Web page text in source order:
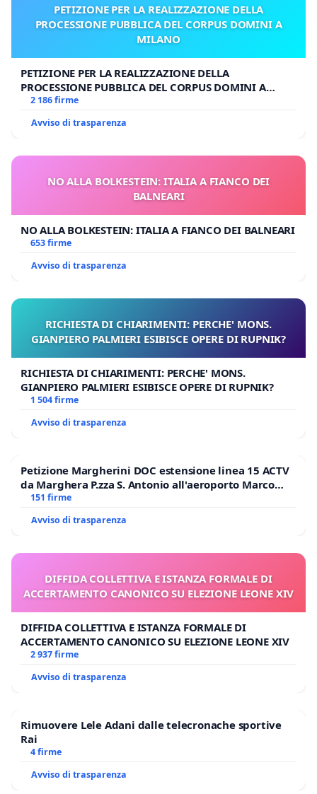
PETIZIONE PER LA REALIZZAZIONE DELLA
PROCESSIONE PUBBLICA DEL CORPUS DOMINI A
MILANO
PETIZIONE PER LA REALIZZAZIONE DELLA
PROCESSIONE PUBBLICA DEL CORPUS DOMINI A
MILANO
2 186 firme
Avviso di trasparenza
NO ALLA BOLKESTEIN: ITALIA A FIANCO DEI
BALNEARI
NO ALLA BOLKESTEIN: ITALIA A FIANCO DEI BALNEARI
653 firme
Avviso di trasparenza
RICHIESTA DI CHIARIMENTI: PERCHE' MONS.
GIANPIERO PALMIERI ESIBISCE OPERE DI RUPNIK?
RICHIESTA DI CHIARIMENTI: PERCHE' MONS.
GIANPIERO PALMIERI ESIBISCE OPERE DI RUPNIK?
1 504 firme
Avviso di trasparenza
Petizione Margherini DOC estensione linea 15 ACTV
da Marghera P.zza S. Antonio all'aeroporto Marco
Polo tariffa a € 1,50
151 firme
Avviso di trasparenza
DIFFIDA COLLETTIVA E ISTANZA FORMALE DI
ACCERTAMENTO CANONICO SU ELEZIONE LEONE XIV
DIFFIDA COLLETTIVA E ISTANZA FORMALE DI
ACCERTAMENTO CANONICO SU ELEZIONE LEONE XIV
2 937 firme
Avviso di trasparenza
Rimuovere Lele Adani dalle telecronache sportive
Rai
4 firme
Avviso di trasparenza